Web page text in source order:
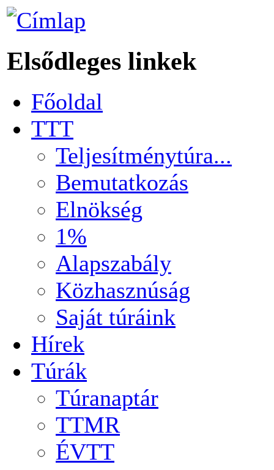
Elsődleges linkek
Főoldal
TTT
Teljesítménytúra...
Bemutatkozás
Elnökség
1%
Alapszabály
Közhasznúság
Saját túráink
Hírek
Túrák
Túranaptár
TTMR
ÉVTT